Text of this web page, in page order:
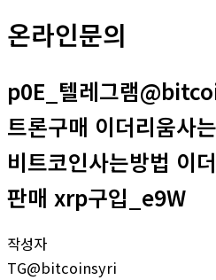
온라인문의
p0E_텔레그램
트론구매 이더리움사
비트코인사는방법 이
판매 xrp구입_e9W
작성자
TG@bitcoinsyri